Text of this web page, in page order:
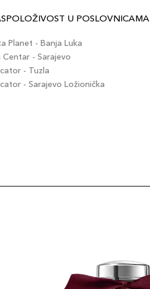
U POSLOVNICAMA
Planet - Banja Luka
Centar - Sarajevo
- Tuzla
- Sarajevo Ložionička